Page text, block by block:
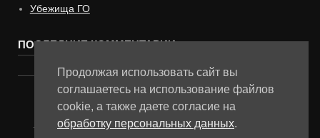
Убежища ГО
ПОСЛЕДНИЕ КОММЕНТАРИИ
Музей "Подземная Москва" © 2025
Политика в отношении обработки персональных данных и
Продолжая использовать сайт вы
соглашаетесь на использование файлов
cookie, а также даете согласие на
обработку персональных данных.